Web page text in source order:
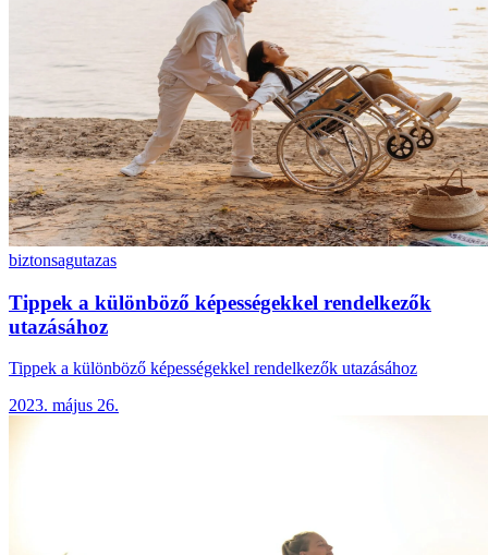
biztonsagutazas
Tippek a különböző képességekkel rendelkezők
utazásához
Tippek a különböző képességekkel rendelkezők utazásához
2023. május 26.